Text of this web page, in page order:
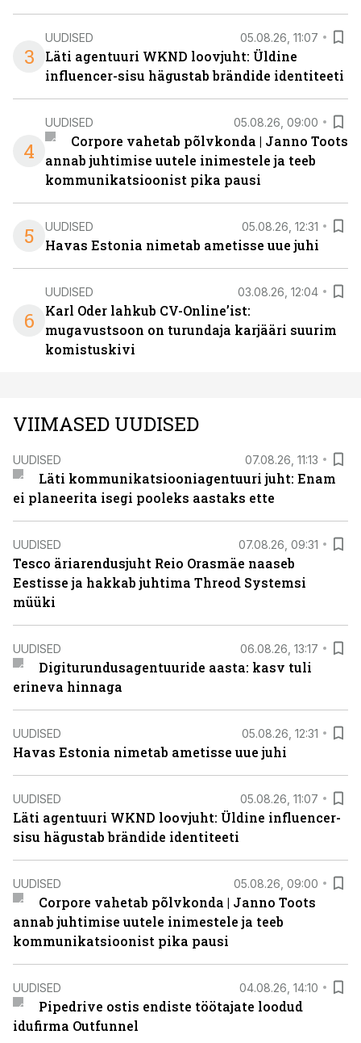
3
UUDISED 05.08.26, 11:07
Läti agentuuri WKND loovjuht: Üldine
influencer-sisu hägustab brändide identiteeti
4
UUDISED 05.08.26, 09:00
Corpore vahetab põlvkonda | Janno Toots
annab juhtimise uutele inimestele ja teeb
kommunikatsioonist pika pausi
5 UUDISED 05.08.26, 12:31
Havas Estonia nimetab ametisse uue juhi
6
UUDISED 03.08.26, 12:04
Karl Oder lahkub CV-Online’ist:
mugavustsoon on turundaja karjääri suurim
komistuskivi
VIIMASED UUDISED
UUDISED 07.08.26, 11:13
Läti kommunikatsiooniagentuuri juht: Enam
ei planeerita isegi pooleks aastaks ette
UUDISED 07.08.26, 09:31
Tesco äriarendusjuht Reio Orasmäe naaseb
Eestisse ja hakkab juhtima Threod Systemsi
müüki
UUDISED 06.08.26, 13:17
Digiturundusagentuuride aasta: kasv tuli
erineva hinnaga
UUDISED 05.08.26, 12:31
Havas Estonia nimetab ametisse uue juhi
UUDISED 05.08.26, 11:07
Läti agentuuri WKND loovjuht: Üldine influencer-
sisu hägustab brändide identiteeti
UUDISED 05.08.26, 09:00
Corpore vahetab põlvkonda | Janno Toots
annab juhtimise uutele inimestele ja teeb
kommunikatsioonist pika pausi
UUDISED 04.08.26, 14:10
Pipedrive ostis endiste töötajate loodud
idufirma Outfunnel